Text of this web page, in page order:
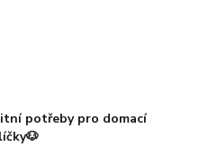
potřeby pro domací